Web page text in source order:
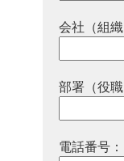
会社（組織
部署（役職
電話番号：